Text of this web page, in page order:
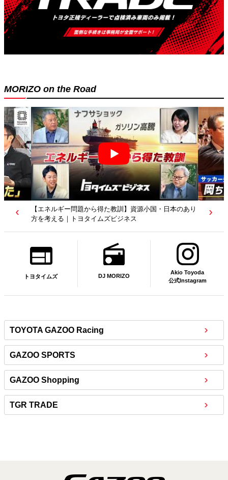
MORIZO on the Road
【若者たちへ】岡田武史さんが“特別授業”で語ったこと
｜サッカー日本代表元監督｜トヨタイムズニュース
トヨタイムズ DJ MORIZO
Akio Toyoda
公式Instagram
TOYOTA GAZOO Racing
GAZOO SPORTS
GAZOO Shopping
TGR TRADE